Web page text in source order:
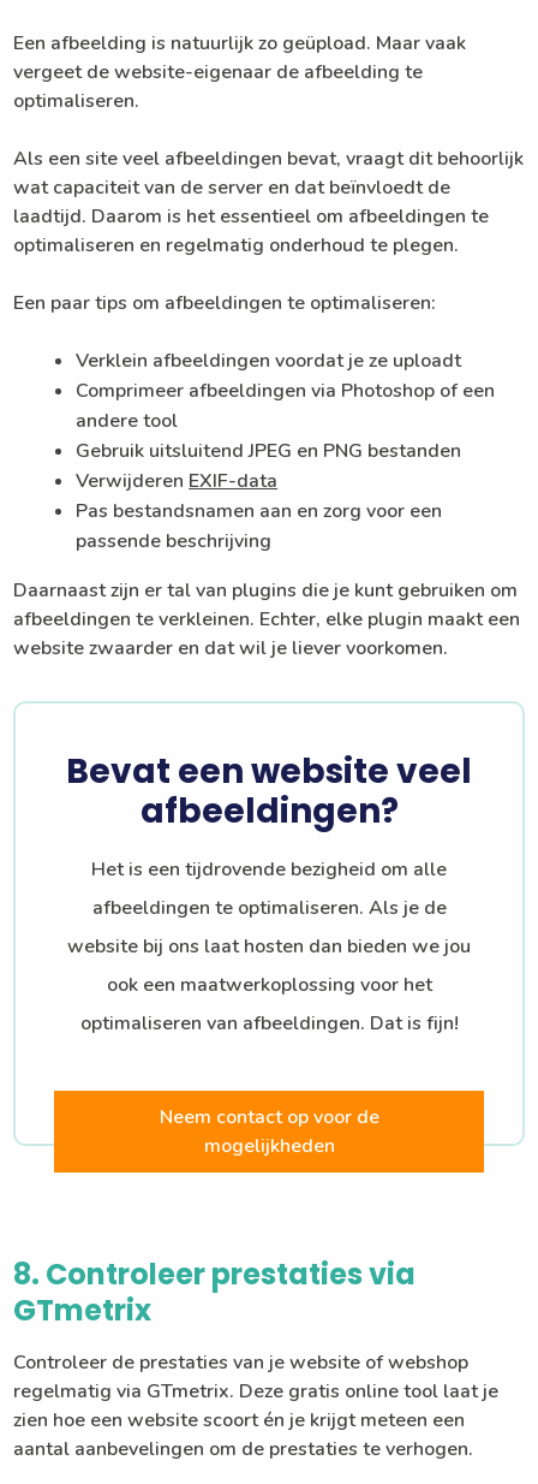
Een afbeelding is natuurlijk zo geüpload. Maar vaak
vergeet de website-eigenaar de afbeelding te
optimaliseren.
Als een site veel afbeeldingen bevat, vraagt dit behoorlijk
wat capaciteit van de server en dat beïnvloedt de
laadtijd. Daarom is het essentieel om afbeeldingen te
optimaliseren en regelmatig onderhoud te plegen.
Een paar tips om afbeeldingen te optimaliseren:
Verklein afbeeldingen voordat je ze uploadt
Comprimeer afbeeldingen via Photoshop of een
andere tool
Gebruik uitsluitend JPEG en PNG bestanden
Verwijderen EXIF-data
Pas bestandsnamen aan en zorg voor een
passende beschrijving
Daarnaast zijn er tal van plugins die je kunt gebruiken om
afbeeldingen te verkleinen. Echter, elke plugin maakt een
website zwaarder en dat wil je liever voorkomen.
Bevat een website veel
afbeeldingen?
Het is een tijdrovende bezigheid om alle
afbeeldingen te optimaliseren. Als je de
website bij ons laat hosten dan bieden we jou
ook een maatwerkoplossing voor het
optimaliseren van afbeeldingen. Dat is fijn!
Neem contact op voor de
mogelijkheden
8. Controleer prestaties via
GTmetrix
Controleer de prestaties van je website of webshop
regelmatig via GTmetrix. Deze gratis online tool laat je
zien hoe een website scoort én je krijgt meteen een
aantal aanbevelingen om de prestaties te verhogen.